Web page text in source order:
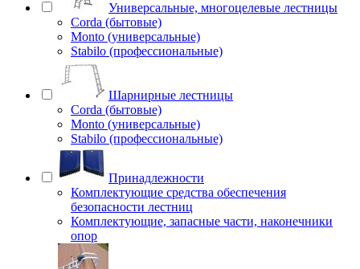
Универсальные, многоцелевые лестницы
Corda (бытовые)
Monto (универсальные)
Stabilo (профессиональные)
Шарнирные лестницы
Corda (бытовые)
Monto (универсальные)
Stabilo (профессиональные)
Принадлежности
Комплектующие средства обеспечения
безопасности лестниц
Комплектующие, запасные части, наконечники
опор